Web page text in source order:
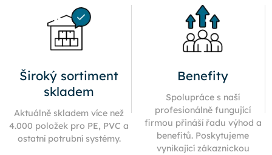
Široký sortiment
skladem
Aktuálně skladem více než
4.000 položek pro PE, PVC a
ostatní potrubní systémy.
Benefity
Spolupráce s naší
profesionálně fungující
firmou přináší řadu výhod a
benefitů. Poskytujeme
vynikající zákaznickou